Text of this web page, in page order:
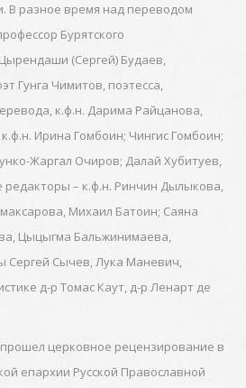
В разное время над переводом
Бурятского
(Сергей) Будаев,
Гунга Чимитов, поэтесса,
к.ф.н. Дарима Райцанова,
Ирина Гомбоин; Чингис Гомбоин;
Жаргал Очиров; Далай Хубитуев,
редакторы – к.ф.н. Ринчин Дылыкова,
Михаил Батоин; Саяна
Цыцыгма Бальжинимаева,
Сергей Сычев, Лука Маневич,
д-р Томас Каут, д-р Ленарт де
церковное рецензирование в
епархии Русской Православной